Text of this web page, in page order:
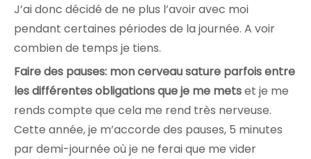
J’ai donc décidé de ne plus l’avoir avec moi
pendant certaines périodes de la journée. A voir
combien de temps je tiens.
Faire des pauses: mon cerveau sature parfois entre
les différentes obligations que je me metset je me
rends compte que cela me rend très nerveuse.
Cette année, je m’accorde des pauses, 5 minutes
par demi-journée où je ne ferai que me vider